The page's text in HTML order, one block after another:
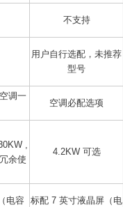
不支持
用户自行选配，未推荐
型号
调一
空调必配选项
,
余使
4.2KW 可选
电容
标配 7 英寸液晶屏（电